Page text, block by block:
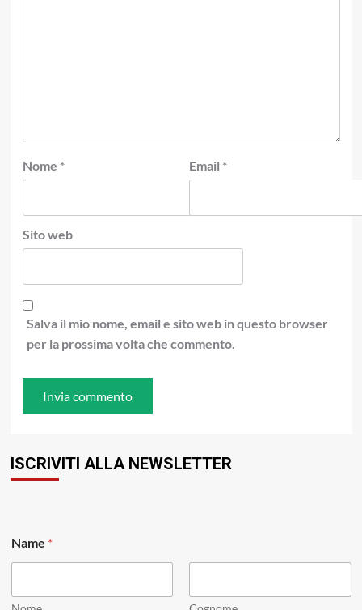
Nome * Email *
Sito web
Salva il mio nome, email e sito web in questo browser
per la prossima volta che commento.
ISCRIVITI ALLA NEWSLETTER
m
a
l
Name *